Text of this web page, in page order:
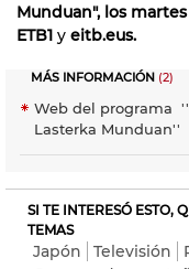
Munduan", los
ETB1 y eitb.eus.
MÁS INFORMACIÓN (2)
Web del programa
Lasterka Munduan''
SI TE INTERESÓ ESTO,
TEMAS
Japón Televisión